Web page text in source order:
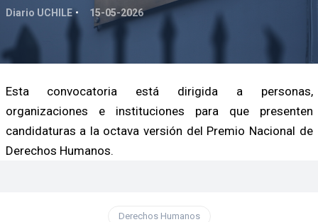
Diario UCHILE 15-05-2026
Esta convocatoria está dirigida a personas,
organizaciones e instituciones para que presenten
candidaturas a la octava versión del Premio Nacional de
Derechos Humanos.
Derechos Humanos